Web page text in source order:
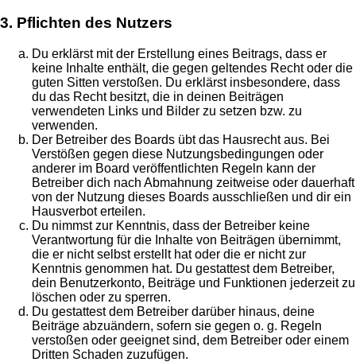
3. Pflichten des Nutzers
Du erklärst mit der Erstellung eines Beitrags, dass er
keine Inhalte enthält, die gegen geltendes Recht oder die
guten Sitten verstoßen. Du erklärst insbesondere, dass
du das Recht besitzt, die in deinen Beiträgen
verwendeten Links und Bilder zu setzen bzw. zu
verwenden.
Der Betreiber des Boards übt das Hausrecht aus. Bei
Verstößen gegen diese Nutzungsbedingungen oder
anderer im Board veröffentlichten Regeln kann der
Betreiber dich nach Abmahnung zeitweise oder dauerhaft
von der Nutzung dieses Boards ausschließen und dir ein
Hausverbot erteilen.
Du nimmst zur Kenntnis, dass der Betreiber keine
Verantwortung für die Inhalte von Beiträgen übernimmt,
die er nicht selbst erstellt hat oder die er nicht zur
Kenntnis genommen hat. Du gestattest dem Betreiber,
dein Benutzerkonto, Beiträge und Funktionen jederzeit zu
löschen oder zu sperren.
Du gestattest dem Betreiber darüber hinaus, deine
Beiträge abzuändern, sofern sie gegen o. g. Regeln
verstoßen oder geeignet sind, dem Betreiber oder einem
Dritten Schaden zuzufügen.